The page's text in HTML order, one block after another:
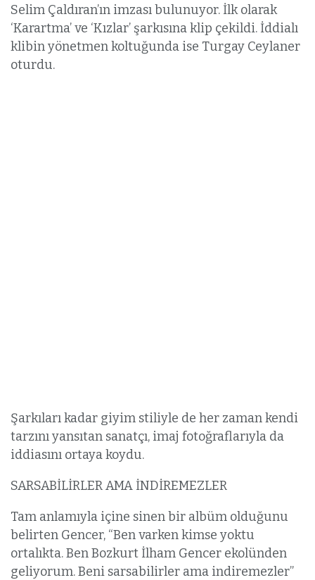
Selim Çaldıran’ın imzası bulunuyor. İlk olarak
‘Karartma’ ve ‘Kızlar’ şarkısına klip çekildi. İddialı
klibin yönetmen koltuğunda ise Turgay Ceylaner
oturdu.
Şarkıları kadar giyim stiliyle de her zaman kendi
tarzını yansıtan sanatçı, imaj fotoğraflarıyla da
iddiasını ortaya koydu.
SARSABİLİRLER AMA İNDİREMEZLER
Tam anlamıyla içine sinen bir albüm olduğunu
belirten Gencer, “Ben varken kimse yoktu
ortalıkta. Ben Bozkurt İlham Gencer ekolünden
geliyorum. Beni sarsabilirler ama indiremezler”